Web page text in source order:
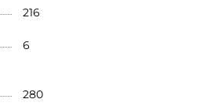
216
6
280